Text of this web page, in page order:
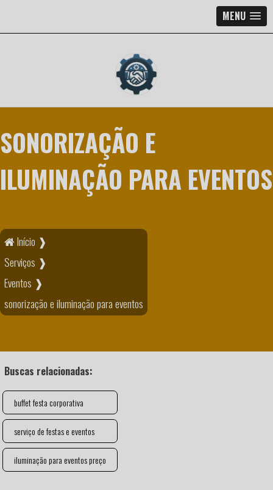
MENU
SONORIZAÇÃO E
ILUMINAÇÃO PARA EVENTOS
Início ❱
Serviços ❱
Eventos ❱
sonorização e iluminação para eventos
Buscas relacionadas:
buffet festa corporativa
serviço de festas e eventos
iluminação para eventos preço